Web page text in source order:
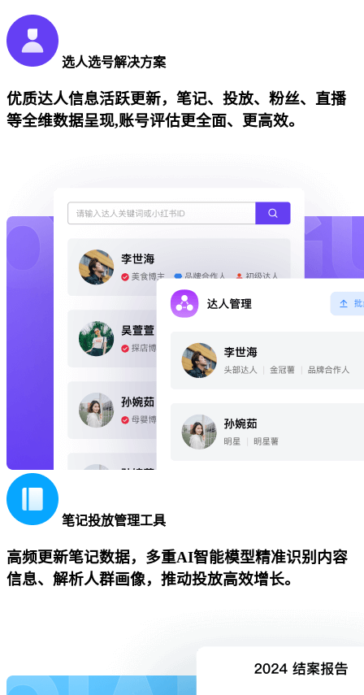
选人选号解决方案
优质达人信息活跃更新，笔记、投放、粉丝、直播
等全维数据呈现,账号评估更全面、更高效。
笔记投放管理工具
高频更新笔记数据，多重AI智能模型精准识别内容
信息、解析人群画像，推动投放高效增长。